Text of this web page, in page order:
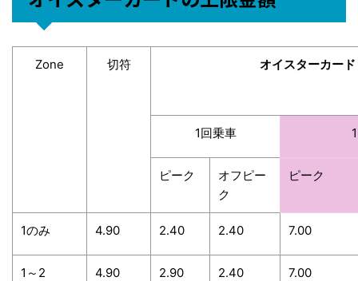
Zone 切符 オイスターカード
1回乗車
ピーク
オフピー
ク
ピーク
1のみ 4.90 2.40 2.40 7.00
1～2 4.90 2.90 2.40 7.00